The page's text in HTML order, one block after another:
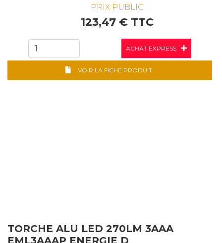
PRIX PUBLIC
123,47 € TTC
ACHAT EXPRESS
VOIR LA FICHE PRODUIT
TORCHE ALU LED 270LM 3AAA
EML3AAAP ENERGIE D